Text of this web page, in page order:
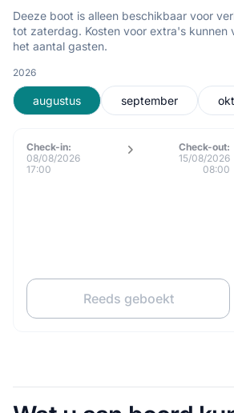
Deeze boot is alleen beschikbaar voor
tot zaterdag. Kosten voor extra's kunnen
het aantal gasten.
2026
augustus september
Check-in:
08/08/2026
17:00
Check-out:
15/08/2026
08:00
Reeds geboekt